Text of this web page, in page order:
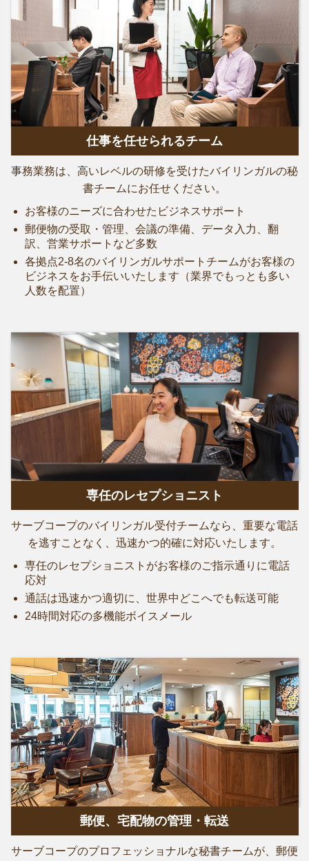
仕事を任せられるチーム
事務業務は、高いレベルの研修を受けたバイリンガルの秘
書チームにお任せください。
お客様のニーズに合わせたビジネスサポート
郵便物の受取・管理、会議の準備、データ入力、翻
訳、営業サポートなど多数
各拠点2-8名のバイリンガルサポートチームがお客様の
ビジネスをお手伝いいたします（業界でもっとも多い
人数を配置）
専任のレセプショニスト
サーブコープのバイリンガル受付チームなら、重要な電話
を逃すことなく、迅速かつ的確に対応いたします。
専任のレセプショニストがお客様のご指示通りに電話
応対
通話は迅速かつ適切に、世界中どこへでも転送可能
24時間対応の多機能ボイスメール
郵便、宅配物の管理・転送
サーブコープのプロフェッショナルな秘書チームが、郵便